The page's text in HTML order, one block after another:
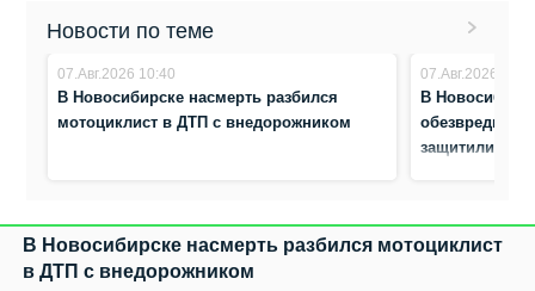
Новости по теме
07.Авг.2026 10:40
В Новосибирске насмерть разбился
мотоциклист в ДТП с внедорожником
07.Авг.2026
В
обезвредили
защитили
В Новосибирске насмерть разбился мотоциклист
в ДТП с внедорожником